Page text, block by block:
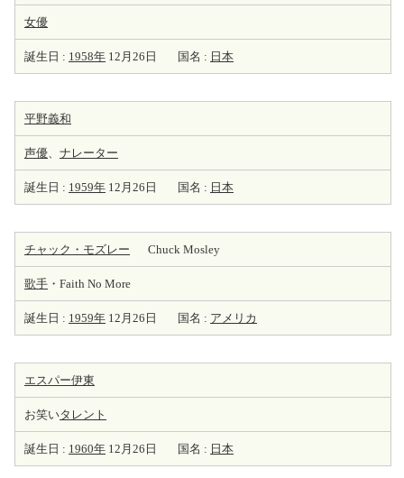
女優
誕生日 : 1958年 12月26日 国名 : 日本
平野義和
声優、 ナレーター
誕生日 : 1959年 12月26日 国名 : 日本
チャック・モズレー Chuck Mosley
歌手 ・Faith No More
誕生日 : 1959年 12月26日 国名 : アメリカ
エスパー伊東
お笑いタレント
誕生日 : 1960年 12月26日 国名 : 日本